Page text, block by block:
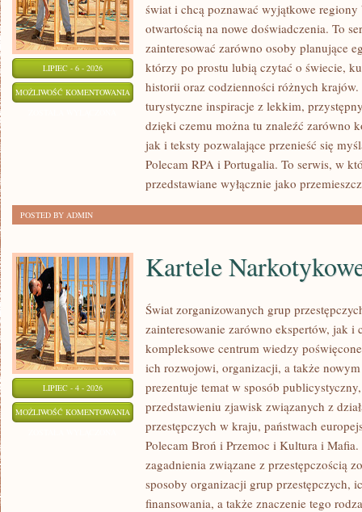
LIPIEC - 6 - 2026
MOŻLIWOŚĆ KOMENTOWANIA SINGAPUR
świat i chcą poznawać wyjątkowe
otwartością na nowe doświadczenia. To
zainteresować zarówno osoby planujące
którzy po prostu lubią czytać o świecie,
historii oraz codzienności różnych krajów.
turystyczne inspiracje z lekkim,
dzięki czemu można tu znaleźć zarówno
jak i teksty pozwalające przenieść się
Polecam RPA i Portugalia. To serwis, w
przedstawiane wyłącznie jako
POSTED BY ADMIN
LIPIEC - 4 - 2026
MOŻLIWOŚĆ KOMENTOWANIA KARTELE
NARKOTYKOWE
Kartele
Świat zorganizowanych grup
zainteresowanie zarówno ekspertów, jak i
kompleksowe centrum wiedzy
ich rozwojowi, organizacji, a także
prezentuje temat w sposób
przedstawieniu zjawisk związanych z
przestępczych w kraju, państwach
Polecam Broń i Przemoc i Kultura i
zagadnienia związane z przestępczością
sposoby organizacji grup przestępczych,
finansowania, a także znaczenie tego